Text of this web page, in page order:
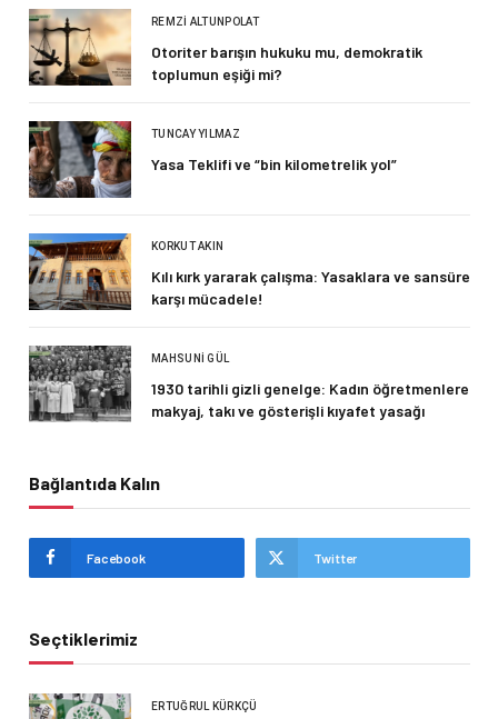
REMZI ALTUNPOLAT
Otoriter barışın hukuku mu, demokratik
toplumun eşiği mi?
TUNCAY YILMAZ
Yasa Teklifi ve “bin kilometrelik yol”
KORKUT AKIN
Kılı kırk yararak çalışma: Yasaklara ve sansüre
karşı mücadele!
MAHSUNI GÜL
1930 tarihli gizli genelge: Kadın öğretmenlere
makyaj, takı ve gösterişli kıyafet yasağı
Bağlantıda Kalın
Facebook Twitter
Seçtiklerimiz
ERTUĞRUL KÜRKÇÜ